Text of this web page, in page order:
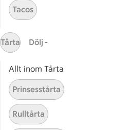
Gaston
ICAs tjänster
ICA-appen
ICA Scanna
ICA ToGo
Fler appar och tjänster
Stammis på ICA
Tacos
Tårta Dölj -
Allt inom Tårta
Prinsesstårta
Rulltårta